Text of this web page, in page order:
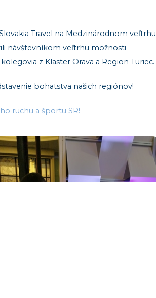
Travel na Medzinárodnom veľtrhu
návštevníkom veľtrhu možnosti
z Klaster Orava a Region Turiec.
bohatstva našich regiónov!
ruchu a športu SR!